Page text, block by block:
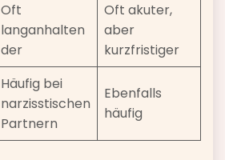
Oft
langanhalten
der
Oft akuter,
aber
kurzfristiger
Häufig bei
narzisstischen
Partnern
Ebenfalls
häufig